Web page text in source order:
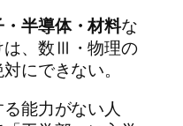
半導体・材料な
は、数Ⅲ・物理の
にできない。
能力がない人